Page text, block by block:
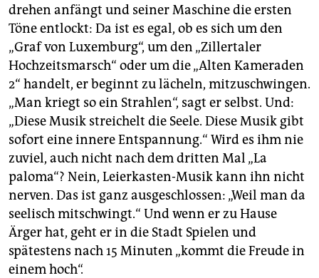
drehen anfängt und seiner Maschine die ersten
Töne entlockt: Da ist es egal, ob es sich um den
„Graf von Luxemburg“, um den „Zillertaler
Hochzeitsmarsch“ oder um die „Alten Kameraden
2“ handelt, er beginnt zu lächeln, mitzuschwingen.
„Man kriegt so ein Strahlen“, sagt er selbst. Und:
„Diese Musik streichelt die Seele. Diese Musik gibt
sofort eine innere Entspannung.“ Wird es ihm nie
zuviel, auch nicht nach dem dritten Mal „La
paloma“? Nein, Leierkasten-Musik kann ihn nicht
nerven. Das ist ganz ausgeschlossen: „Weil man da
seelisch mitschwingt.“ Und wenn er zu Hause
Ärger hat, geht er in die Stadt Spielen und
spätestens nach 15 Minuten „kommt die Freude in
einem hoch“.